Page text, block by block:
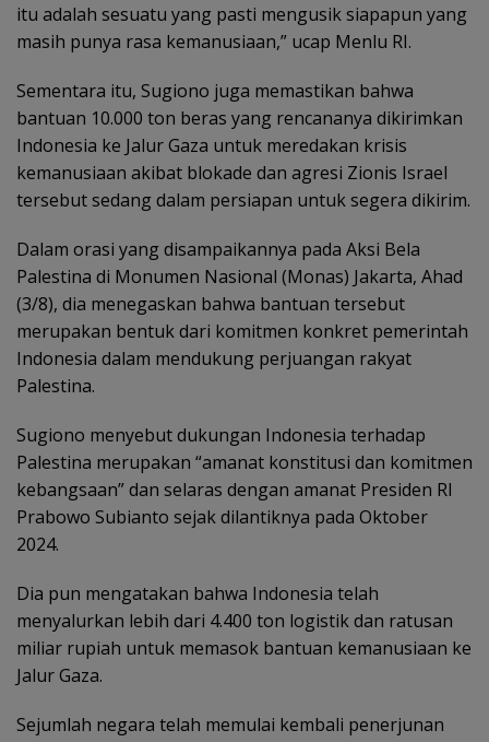
itu adalah sesuatu yang pasti mengusik siapapun yang
masih punya rasa kemanusiaan,” ucap Menlu RI.
Sementara itu, Sugiono juga memastikan bahwa
bantuan 10.000 ton beras yang rencananya dikirimkan
Indonesia ke Jalur Gaza untuk meredakan krisis
kemanusiaan akibat blokade dan agresi Zionis Israel
tersebut sedang dalam persiapan untuk segera dikirim.
Dalam orasi yang disampaikannya pada Aksi Bela
Palestina di Monumen Nasional (Monas) Jakarta, Ahad
(3/8), dia menegaskan bahwa bantuan tersebut
merupakan bentuk dari komitmen konkret pemerintah
Indonesia dalam mendukung perjuangan rakyat
Palestina.
Sugiono menyebut dukungan Indonesia terhadap
Palestina merupakan “amanat konstitusi dan komitmen
kebangsaan” dan selaras dengan amanat Presiden RI
Prabowo Subianto sejak dilantiknya pada Oktober
2024.
Dia pun mengatakan bahwa Indonesia telah
menyalurkan lebih dari 4.400 ton logistik dan ratusan
miliar rupiah untuk memasok bantuan kemanusiaan ke
Jalur Gaza.
Sejumlah negara telah memulai kembali penerjunan